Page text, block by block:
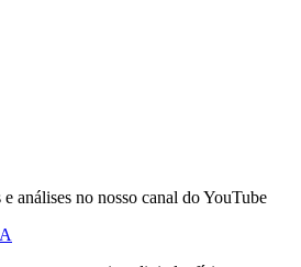
análises no nosso canal do YouTube